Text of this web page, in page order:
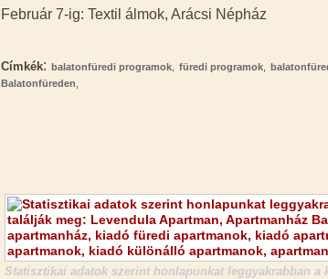
Február 7-ig: Textil álmok, Arácsi Népház
Címkék: balatonfüredi programok füredi programok
Balatonfüreden
Statisztikai adatok szerint honlapunkat leggyakrabban a